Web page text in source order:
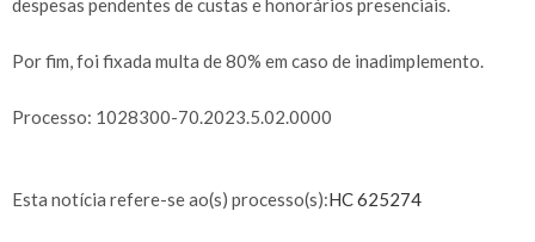
despesas pendentes de custas e honorários presenciais.
Por fim, foi fixada multa de 80% em caso de inadimplemento.
Processo: 1028300-70.2023.5.02.0000
Esta notícia refere-se ao(s) processo(s):HC 625274